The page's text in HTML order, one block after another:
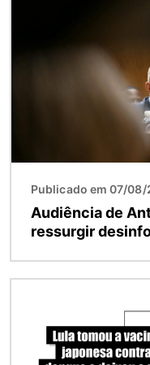
Publicado em 07/
Audiência de
ressurgir